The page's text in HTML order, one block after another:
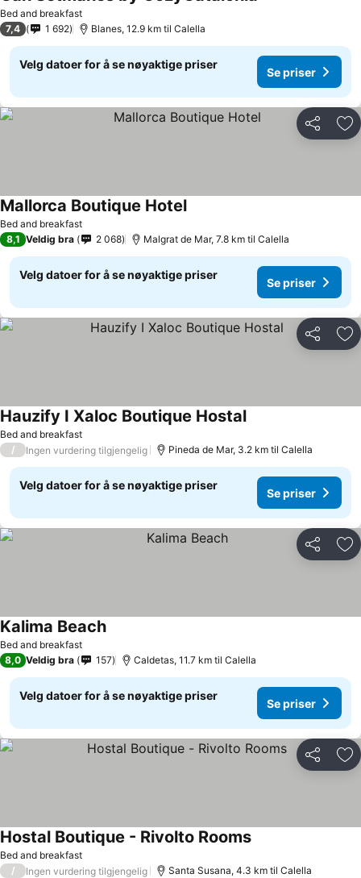
Bed and breakfast
7,4 1 692 Blanes, 12.9 km til Calella
Velg datoer for å se nøyaktige priser
Se priser
Del
Bed and breakfast
Mallorca Boutique HotelSe priser
8,1 Veldig bra 2 068 Malgrat de Mar, 7.8 km til Calella
Velg datoer for å se nøyaktige priser
Se priser
Del
Bed and breakfast
Hauzify I Xaloc Boutique HostalSe priser
/ Ingen vurdering tilgjengelig Pineda de Mar, 3.2 km til Calella
Velg datoer for å se nøyaktige priser
Se priser
Del
Bed and breakfast
Kalima BeachSe priser
8,0 Veldig bra 157 Caldetas, 11.7 km til Calella
Velg datoer for å se nøyaktige priser
Se priser
Del
Bed and breakfast
Hostal Boutique - Rivolto RoomsSe priser
/ Ingen vurdering tilgjengelig Santa Susana, 4.3 km til Calella